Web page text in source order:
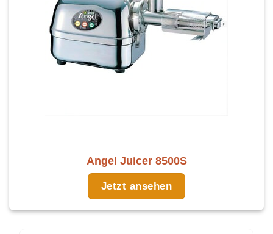
Angel Juicer 8500S
Jetzt ansehen